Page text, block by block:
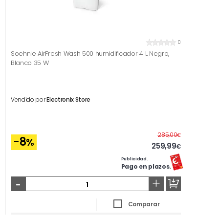
0
Soehnle AirFresh Wash 500 humidificador 4 L Negro,
Blanco 35 W
Vendido porElectronix Store
-8%
285,00€Antes
259,99€
Publicidad.
Pago en plazos.
- +
Comparar